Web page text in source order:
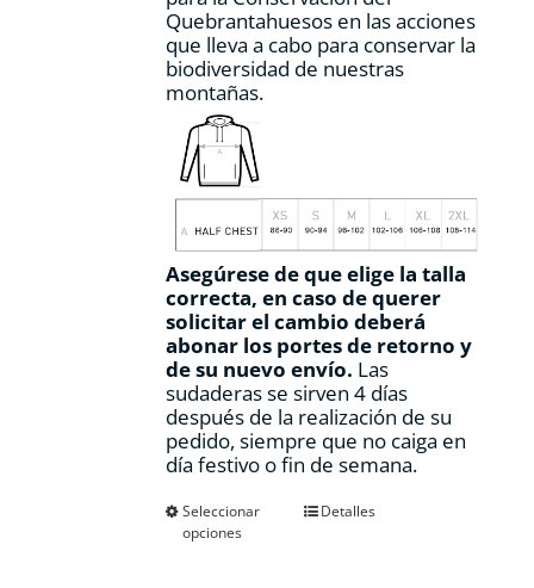
Quebrantahuesos en las acciones
que lleva a cabo para conservar la
biodiversidad de nuestras
montañas.
Asegúrese de que elige la talla
correcta, en caso de querer
solicitar el cambio deberá
abonar los portes de retorno y
de su nuevo envío. Las
sudaderas se sirven 4 días
después de la realización de su
pedido, siempre que no caiga en
día festivo o fin de semana.
Seleccionar
opciones
EsteDetalles